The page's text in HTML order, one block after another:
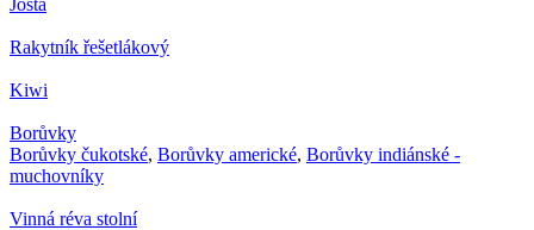
Josta
Rakytník řešetlákový
Kiwi
Borůvky
Borůvky čukotské, Borůvky americké, Borůvky indiánské -
muchovníky
Vinná réva stolní